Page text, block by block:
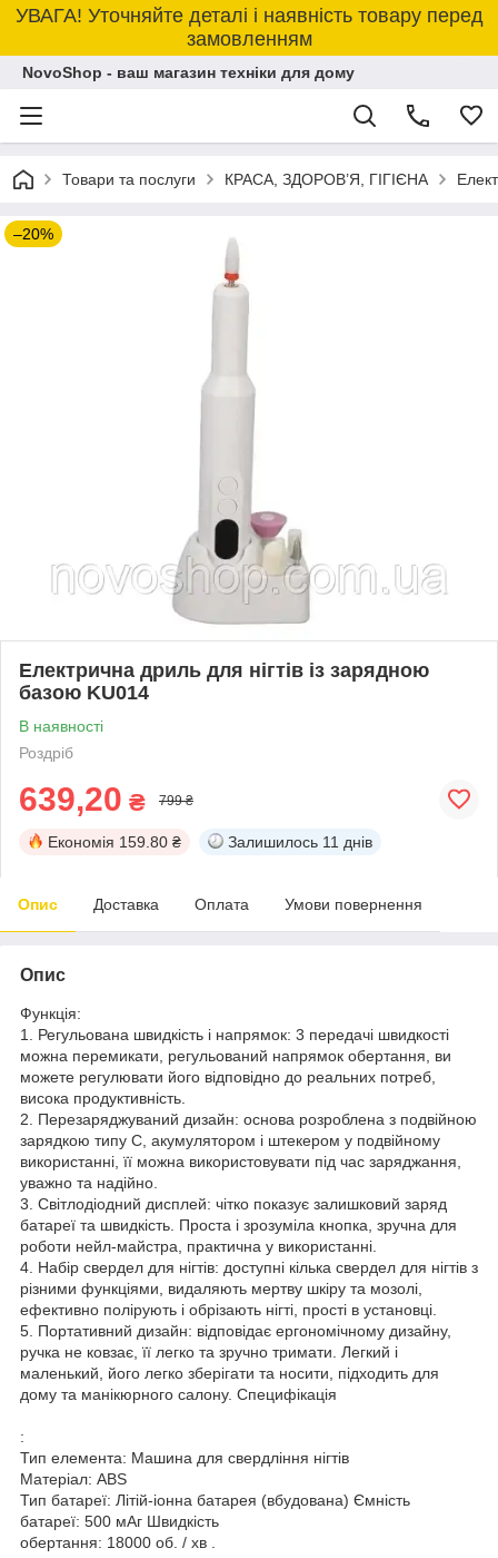
УВАГА! Уточняйте деталі і наявність товару перед
замовленням
NovoShop - ваш магазин техніки для дому
Товари та послуги КРАСА, ЗДОРОВ’Я, ГІГІЄНА
–20%
Електрична дриль для нігтів із зарядною
базою KU014
В наявності
Роздріб
639,20 ₴ 799 ₴
Економія 159.80 ₴ Залишилось 11 днів
Опис Доставка Оплата Умови повернення
Опис
Функція:
1. Регульована швидкість і напрямок: 3 передачі швидкості
можна перемикати, регульований напрямок обертання, ви
можете регулювати його відповідно до реальних потреб,
висока продуктивність.
2. Перезаряджуваний дизайн: основа розроблена з подвійною
зарядкою типу C, акумулятором і штекером у подвійному
використанні, її можна використовувати під час заряджання,
уважно та надійно.
3. Світлодіодний дисплей: чітко показує залишковий заряд
батареї та швидкість. Проста і зрозуміла кнопка, зручна для
роботи нейл-майстра, практична у використанні.
4. Набір свердел для нігтів: доступні кілька свердел для нігтів з
різними функціями, видаляють мертву шкіру та мозолі,
ефективно полірують і обрізають нігті, прості в установці.
5. Портативний дизайн: відповідає ергономічному дизайну,
ручка не ковзає, її легко та зручно тримати. Легкий і
маленький, його легко зберігати та носити, підходить для
дому та манікюрного салону. Специфікація
:
Тип елемента: Машина для свердління нігтів
Матеріал: ABS
Тип батареї: Літій-іонна батарея (вбудована) Ємність
батареї: 500 мАг Швидкість
обертання: 18000 об. / хв .